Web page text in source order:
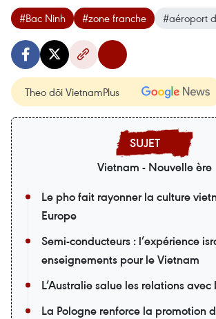
#Bac Ninh #zone franche #aéroport
Theo dõi VietnamPlus
Vietnam - Nouvelle ère
Le pho fait rayonner la culture
Europe
Semi-conducteurs : l’expérience
enseignements pour le Vietnam
L’Australie salue les relations
La Pologne renforce la promotion